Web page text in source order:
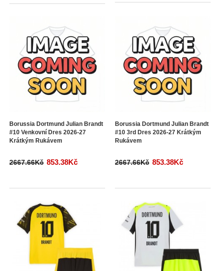
Borussia Dortmund Julian Brandt
#10 Venkovní Dres 2026-27
Krátkým Rukávem
2667.66Kč 853.38Kč
Borussia Dortmund Julian Brandt
#10 3rd Dres 2026-27 Krátkým
Rukávem
2667.66Kč 853.38Kč